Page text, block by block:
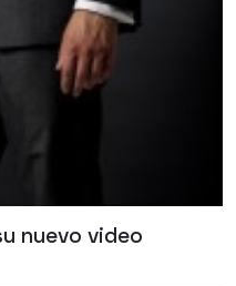
nuevo video